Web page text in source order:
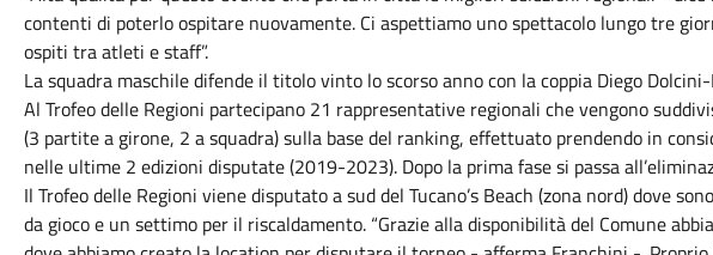
contenti di poterlo ospitare nuovamente. Ci aspettiamo uno spettacolo lungo tre
ospiti tra atleti e staff”.
La squadra maschile difende il titolo vinto lo scorso anno con la coppia Diego
Al Trofeo delle Regioni partecipano 21 rappresentative regionali che vengono
(3 partite a girone, 2 a squadra) sulla base del ranking, effettuato prendendo in
nelle ultime 2 edizioni disputate (2019-2023). Dopo la prima fase si passa
Il Trofeo delle Regioni viene disputato a sud del Tucano’s Beach (zona nord) dove
da gioco e un settimo per il riscaldamento. “Grazie alla disponibilità del Comune